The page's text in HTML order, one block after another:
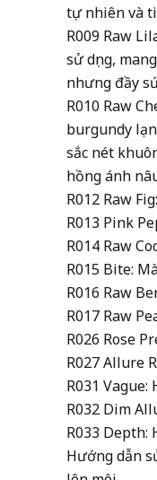
tự nhiên và
R009 Raw
sử dụng,
nhưng đầy
R010 Raw
burgundy
sắc nét
hồng ánh
R012 Raw
R013 Pink
R014 Raw
R015 Bite:
R016 Raw
R017 Raw
R026 Rose
R027 Allure
R031
R032 Dim
R033 Depth:
Hướng dẫn